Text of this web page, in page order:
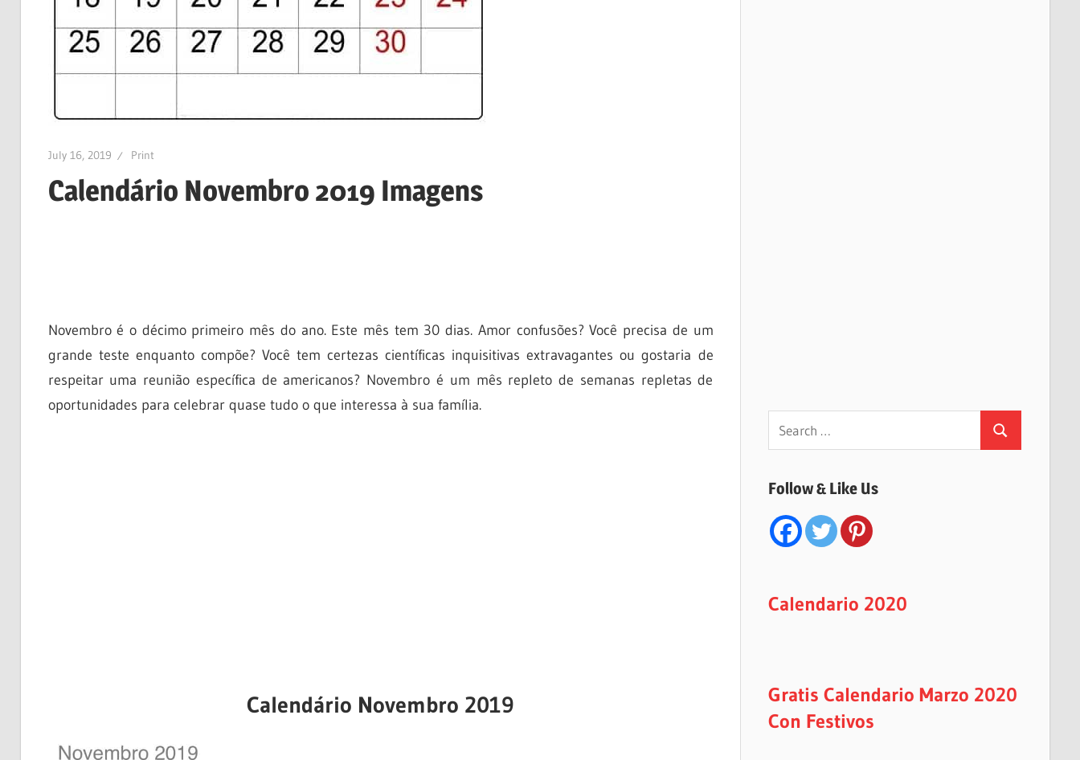
July 16, 2019 Print
Calendário Novembro 2019 Imagens
Novembro é o décimo primeiro mês do ano. Este mês tem 30 dias. Amor confusões? Você precisa de um
grande teste enquanto compõe? Você tem certezas científicas inquisitivas extravagantes ou gostaria de
respeitar uma reunião específica de americanos? Novembro é um mês repleto de semanas repletas de
oportunidades para celebrar quase tudo o que interessa à sua família.
Calendário Novembro 2019
Search
for:
Search
Follow & Like Us
Calendario 2020
Gratis Calendario Marzo 2020
Con Festivos